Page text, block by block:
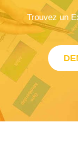
Trouvez un